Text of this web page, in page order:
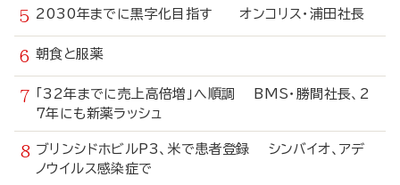
2030年までに黒字化目指す オンコリス・浦田社長
朝食と服薬
「32年までに売上高倍増」へ順調 BMS・勝間社長、2
7年にも新薬ラッシュ
ブリンシドホビルP3、米で患者登録 シンバイオ、アデ
ノウイルス感染症で